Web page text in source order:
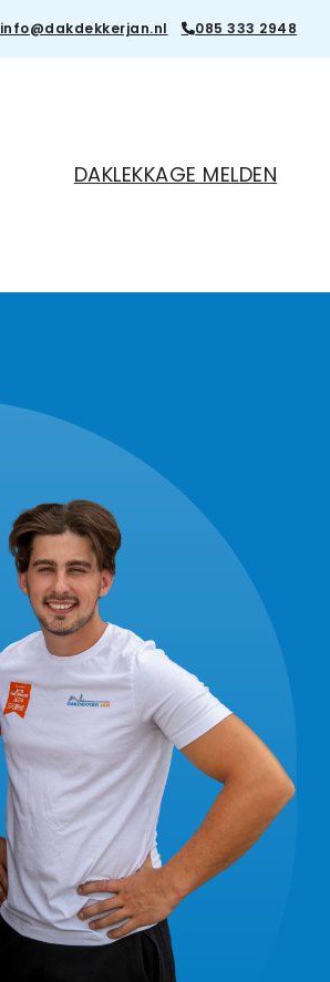
info@dakdekkerjan.nl 085 333 2948
DAKLEKKAGE MELDEN